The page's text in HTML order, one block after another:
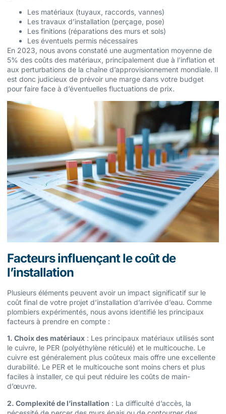
Les matériaux (tuyaux, raccords, vannes)
Les travaux d’installation (perçage, pose)
Les finitions (réparations des murs et sols)
Les éventuels permis nécessaires
En 2023, nous avons constaté une augmentation moyenne de
5% des coûts des matériaux, principalement due à l’inflation et
aux perturbations de la chaîne d’approvisionnement mondiale. Il
est donc judicieux de prévoir une marge dans votre budget
pour faire face à d’éventuelles fluctuations de prix.
Facteurs influençant le coût de
l’installation
Plusieurs éléments peuvent avoir un impact significatif sur le
coût final de votre projet d’installation d’arrivée d’eau. Comme
plombiers expérimentés, nous avons identifié les principaux
facteurs à prendre en compte :
1. Choix des matériaux : Les principaux matériaux utilisés sont
le cuivre, le PER (polyéthylène réticulé) et le multicouche. Le
cuivre est généralement plus coûteux mais offre une excellente
durabilité. Le PER et le multicouche sont moins chers et plus
faciles à installer, ce qui peut réduire les coûts de main-
d’œuvre.
2. Complexité de l’installation : La difficulté d’accès, la